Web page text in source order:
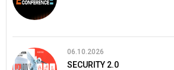
06.10.2026
SECURITY 2.0